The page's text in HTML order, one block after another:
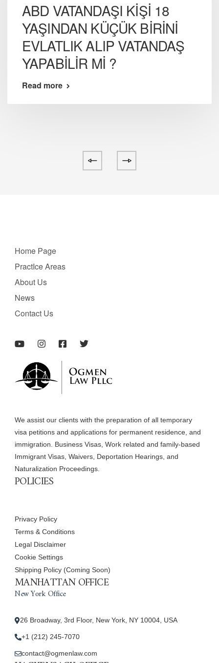
ABD VATANDAŞI KİŞİ 18
YAŞINDAN KÜÇÜK BİRİNİ
EVLATLIK ALIP VATANDAŞ
YAPABİLİR Mİ ?
Read more
Home Page
PractIce Areas
About Us
News
Contact Us
We assist our clients with the preparation of all temporary
visa petitions and applications for permanent residence, and
immigration. Business Visas, Work related and family-based
Immigrant Visas, Waivers, Deportation Hearings, and
Naturalization Proceedings.
POLICIES
Privacy Policy
Terms & Conditions
Legal Disclaimer
Cookie Settings
Shipping Policy (Coming Soon)
MANHATTAN OFFICE
New York Office
26 Broadway, 3rd Floor, New York, NY 10004, USA
+1 (212) 245-7070
contact@ogmenlaw.com